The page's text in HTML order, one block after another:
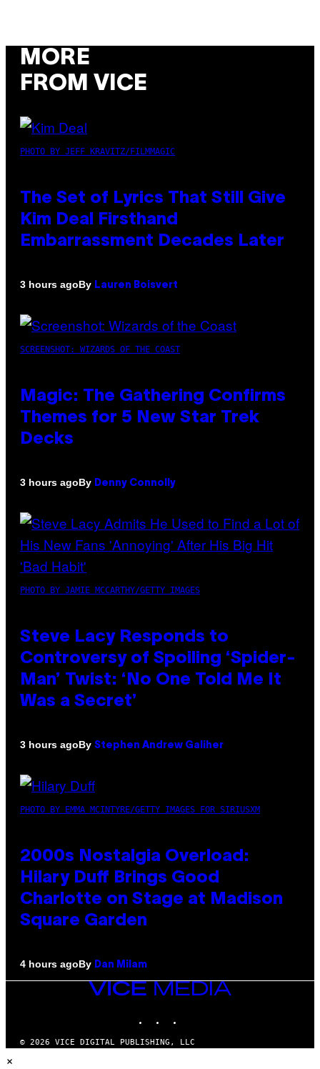
MORE
FROM VICE
PHOTO BY JEFF KRAVITZ/FILMMAGIC
The Set of Lyrics That Still Give
Kim Deal Firsthand
Embarrassment Decades Later
3 hours agoBy Lauren Boisvert
SCREENSHOT: WIZARDS OF THE COAST
Magic: The Gathering Confirms
Themes for 5 New Star Trek
Decks
3 hours agoBy Denny Connolly
PHOTO BY JAMIE MCCARTHY/GETTY IMAGES
Steve Lacy Responds to
Controversy of Spoiling ‘Spider-
Man’ Twist: ‘No One Told Me It
Was a Secret’
3 hours agoBy Stephen Andrew Galiher
PHOTO BY EMMA MCINTYRE/GETTY IMAGES FOR SIRIUSXM
2000s Nostalgia Overload:
Hilary Duff Brings Good
Charlotte on Stage at Madison
Square Garden
4 hours agoBy Dan Milam
VICE
MEDIA
© 2026 VICE DIGITAL PUBLISHING, LLC
×